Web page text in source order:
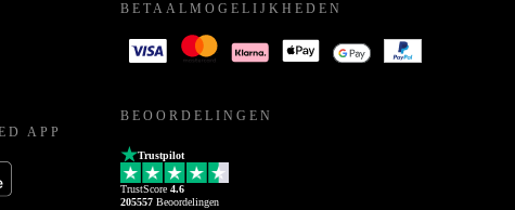
APP
BETAALMOGELIJKHEDEN
BEOORDELINGEN
Trustpilot
TrustScore 4.6
205557 Beoordelingen